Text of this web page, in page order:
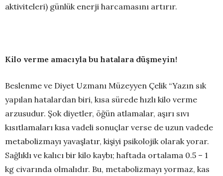
aktiviteleri) günlük enerji harcamasını artırır.
Kilo verme amacıyla bu hatalara düşmeyin!
Beslenme ve Diyet Uzmanı Müzeyyen Çelik “Yazın sık
yapılan hatalardan biri, kısa sürede hızlı kilo verme
arzusudur. Şok diyetler, öğün atlamalar, aşırı sıvı
kısıtlamaları kısa vadeli sonuçlar verse de uzun vadede
metabolizmayı yavaşlatır, kişiyi psikolojik olarak yorar.
Sağlıklı ve kalıcı bir kilo kaybı; haftada ortalama 0.5 – 1
kg civarında olmalıdır. Bu, metabolizmayı yormaz, kas